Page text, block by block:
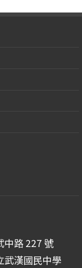
中路 227 號
武漢國民中學